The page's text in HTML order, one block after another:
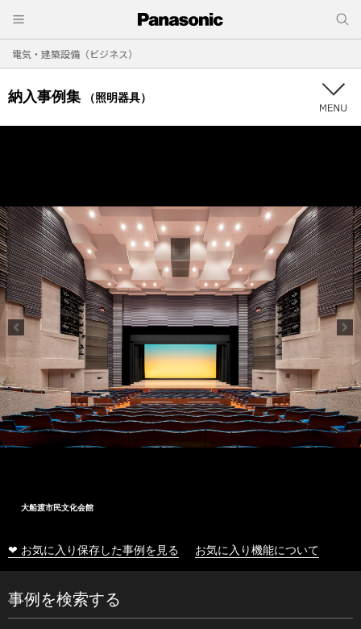
電気・建築設備（ビジネス）
納入事例集 （照明器具）
大船渡市民文化会館
❤ お気に入り保存した事例を見る お気に入り機能について
事例を検索する